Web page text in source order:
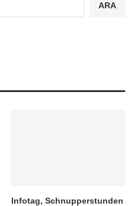
ARA
Infotag, Schnupperstunden